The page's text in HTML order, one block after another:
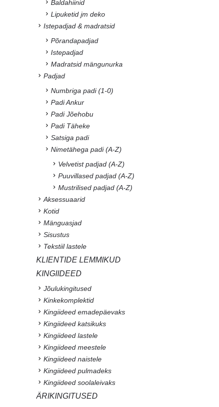
Baldahiinid
Lipuketid jm deko
Istepadjad & madratsid
Põrandapadjad
Istepadjad
Madratsid mängunurka
Padjad
Numbriga padi (1-0)
Padi Ankur
Padi Jõehobu
Padi Täheke
Satsiga padi
Nimetähega padi (A-Z)
Velvetist padjad (A-Z)
Puuvillased padjad (A-Z)
Mustrilised padjad (A-Z)
Aksessuaarid
Kotid
Mänguasjad
Sisustus
Tekstiil lastele
KLIENTIDE LEMMIKUD
KINGIIDEED
Jõulukingitused
Kinkekomplektid
Kingiideed emadepäevaks
Kingiideed katsikuks
Kingiideed lastele
Kingiideed meestele
Kingiideed naistele
Kingiideed pulmadeks
Kingiideed soolaleivaks
ÄRIKINGITUSED